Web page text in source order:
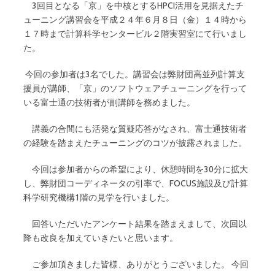
3回目となる「京」を中核とするHPCI活用を見据えたチ
ューニング講習会を平成２４年６月８日（金）１４時から
１７時まで計算科学センタービル２階実習室にて行いまし
た。
今回の参加者は3名でした。講習会は弊財団高並列計算支
援員が講師、「京」のソフトウェアチューニングを行って
いる富士通の技術者が副講師を務めました。
講義の合間にも活発な質疑応答がなされ、富士通技術者
の経験を踏まえたチューニングのコツが披露されました。
今回は参加者からの希望により、休憩時間を30分に拡大
し、弊財団コーディネータの引率で、FOCUS施設及び計算
科学研究機構1階の見学を行いました。
回答いただいたアンケート結果を踏まえまして、次回以
降も改良を加えていきたいと思います。
ご参加頂きました皆様、ありがとうございました。 今回